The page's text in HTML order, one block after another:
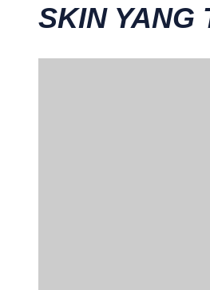
SKIN YANG